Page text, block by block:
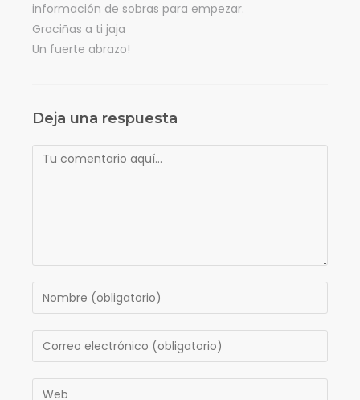
información de sobras para empezar.
Graciñas a ti jaja
Un fuerte abrazo!
Deja una respuesta